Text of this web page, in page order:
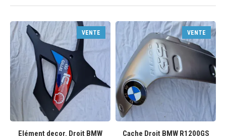
VENTE
Elément decor. Droit BMW
VENTE
Cache Droit BMW R1200GS